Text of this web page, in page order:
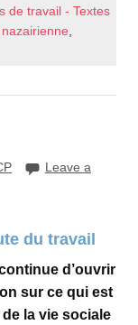
de travail - Textes
Leave a
du travail
d’ouvrir
sur ce qui est
la vie sociale